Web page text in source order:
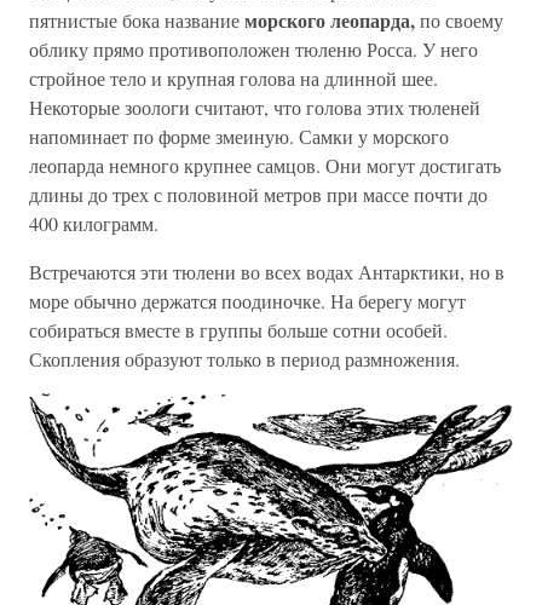
пятнистые бока названиеморского леопарда,по своему
облику прямо противоположен тюленю Росса. У него
стройное тело и крупная голова на длинной шее.
Некоторые зоологи считают, что голова этих тюленей
напоминает по форме змеиную. Самки у морского
леопарда немного крупнее самцов. Они могут достигать
длины до трех с половиной метров при массе почти до
400 килограмм.
Встречаются эти тюлени во всех водах Антарктики, но в
море обычно держатся поодиночке. На берегу могут
собираться вместе в группы больше сотни особей.
Скопления образуют только в период размножения.